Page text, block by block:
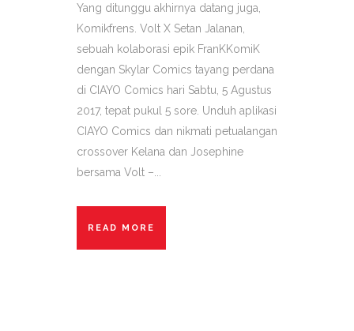
Yang ditunggu akhirnya datang juga,
Komikfrens. Volt X Setan Jalanan,
sebuah kolaborasi epik FranKKomiK
dengan Skylar Comics tayang perdana
di CIAYO Comics hari Sabtu, 5 Agustus
2017, tepat pukul 5 sore. Unduh aplikasi
CIAYO Comics dan nikmati petualangan
crossover Kelana dan Josephine
bersama Volt –...
READ MORE